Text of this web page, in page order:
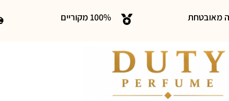
מאובטחת 100% מקוריים